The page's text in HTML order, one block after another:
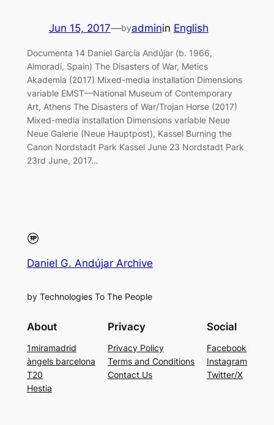
Jun 15, 2017—byadminin English
Documenta 14 Daniel García Andújar (b. 1966,
Almoradi, Spain) The Disasters of War, Metics
Akademia (2017) Mixed-media installation Dimensions
variable EMST—National Museum of Contemporary
Art, Athens The Disasters of War/Trojan Horse (2017)
Mixed-media installation Dimensions variable Neue
Neue Galerie (Neue Hauptpost), Kassel Burning the
Canon Nordstadt Park Kassel June 23 Nordstadt Park
23rd June, 2017…
Daniel G. Andújar Archive
by Technologies To The People
About
1miramadrid
àngels barcelona
T20
Hestia
Privacy
Privacy Policy
Terms and Conditions
Contact Us
Social
Facebook
Instagram
Twitter/X